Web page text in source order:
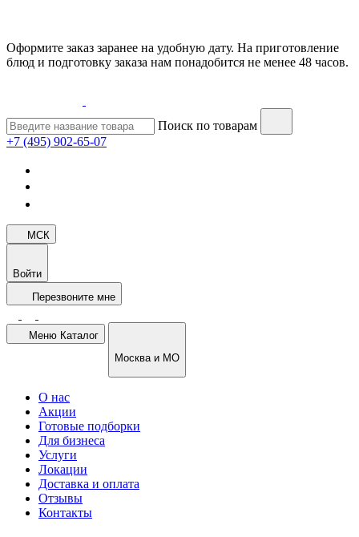
Оформите заказ заранее на удобную дату. На приготовление
блюд и подготовку заказа нам понадобится не менее 48 часов.
Поиск по товарам
+7 (495) 902-65-07
МСК
Войти
Перезвоните мне
Меню Каталог
Москва и МО
О нас
Акции
Готовые подборки
Для бизнеса
Услуги
Локации
Доставка и оплата
Отзывы
Контакты